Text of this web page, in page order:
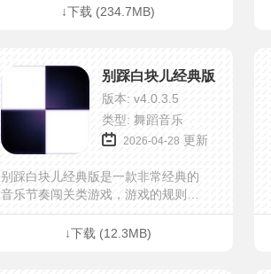
游戏提供绝对简单的音乐关卡，和小
↓下载 (234.7MB)
别踩白块儿经典版
版本: v4.0.3.5
类型: 舞蹈音乐
2026-04-28 更新
别踩白块儿经典版是一款非常经典的
音乐节奏闯关类游戏，游戏的规则简
单，玩法容易，只需要根据音乐的节
奏点击黑色钢琴块就可以了，别踩白
↓下载 (12.3MB)